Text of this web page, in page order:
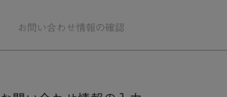
お問い合わせ 情報の確認